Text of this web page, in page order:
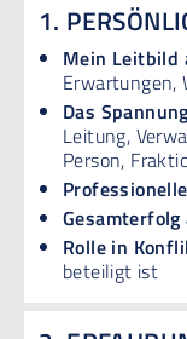
1.
Mein Leitbild
Erwartungen,
Das
Leitung,
Person,
Rolle in
beteiligt ist